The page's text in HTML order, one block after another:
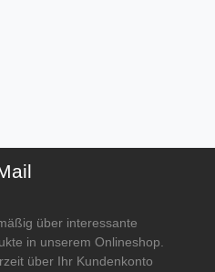
über interessante
in unserem Onlineshop.
über Ihr Kundenkonto